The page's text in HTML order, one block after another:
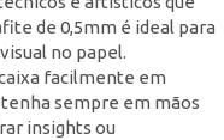
de 0,5mm é ideal para
no papel.
facilmente em
sempre em mãos
insights ou